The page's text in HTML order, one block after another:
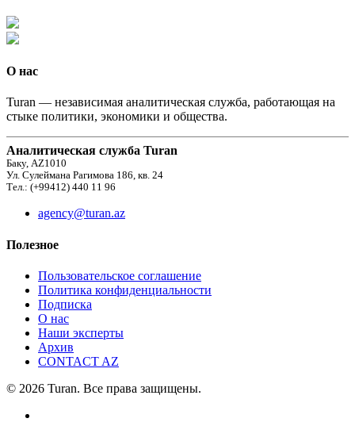
О нас
Turan — независимая аналитическая служба, работающая на
стыке политики, экономики и общества.
Аналитическая служба Turan
Баку, AZ1010
Ул. Сулеймана Рагимова 186, кв. 24
Тел.: (+99412) 440 11 96
agency@turan.az
Полезное
Пользовательское соглашение
Политика конфиденциальности
Подписка
О нас
Наши эксперты
Архив
CONTACT AZ
© 2026 Turan. Все права защищены.